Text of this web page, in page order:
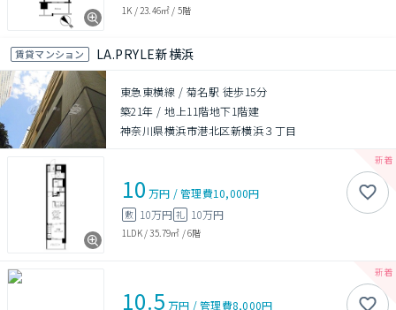
1K / 23.46㎡ / 5階
賃貸マンション LA.PRYLE新横浜
東急東横線 / 菊名駅 徒歩15分
築21年 /地上11階地下1階建
神奈川県横浜市港北区新横浜３丁目
10 万円 /管理費10,000円
敷 10万円 礼 10万円
1LDK/35.79㎡ /6階
10.5 万円 /管理費8,000円